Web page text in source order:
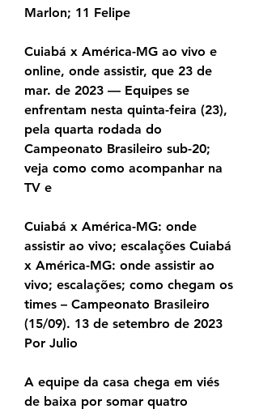
Marlon; 11 Felipe
Cuiabá x América-MG ao vivo e
online, onde assistir, que 23 de
mar. de 2023 — Equipes se
enfrentam nesta quinta-feira (23),
pela quarta rodada do
Campeonato Brasileiro sub-20;
veja como como acompanhar na
TV e
Cuiabá x América-MG: onde
assistir ao vivo; escalações Cuiabá
x América-MG: onde assistir ao
vivo; escalações; como chegam os
times – Campeonato Brasileiro
(15/09). 13 de setembro de 2023
Por Julio
A equipe da casa chega em viés
de baixa por somar quatro